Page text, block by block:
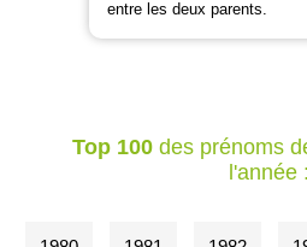
entre les deux parents.
Top 100des prénoms
l'année :